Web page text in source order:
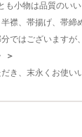
も小物は品質のい
襟、帯揚げ、帯
ではございますが、
＞
き、末永くお使い